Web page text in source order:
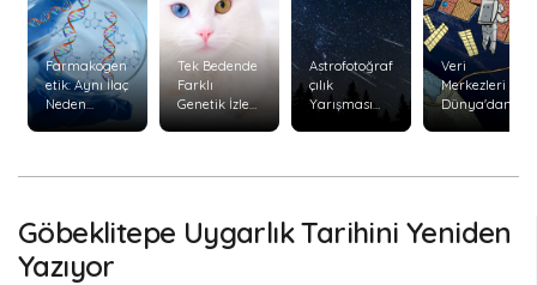
Farmakogen
etik: Aynı İlaç
Neden
?
Tek Bedende
Farklı
Genetik İzler:
Kimerizm
Astrofotoğraf
çılık
Yarışması
Veri
Merkezleri
Dünya'dan
Göbeklitepe Uygarlık Tarihini Yeniden
Yazıyor